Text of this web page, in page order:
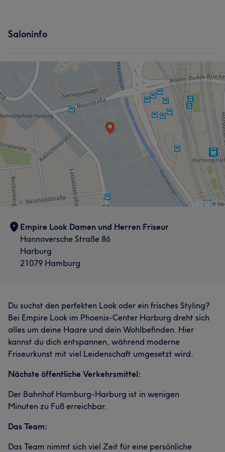
Saloninfo
Empire Look Damen und Herren Friseur
Hannoversche Straße 86
Harburg
21079 Hamburg
Du suchst den perfekten Look oder ein frisches Styling?
Bei Empire Look im Phoenix-Center Harburg dreht sich
alles um deine Haare und dein Wohlbefinden. Hier
kannst du dich entspannen, während moderne
Friseurkunst mit viel Leidenschaft umgesetzt wird.
Nächste öffentliche Verkehrsmittel:
Der Bahnhof Hamburg-Harburg ist in wenigen
Minuten zu Fuß erreichbar.
Das Team:
Das Team nimmt sich viel Zeit für eine persönliche